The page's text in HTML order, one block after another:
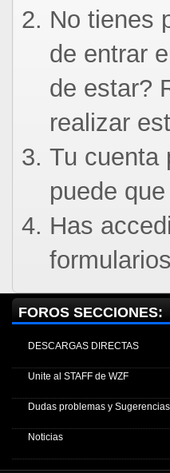
No tienes
de entrar
de estar?
realizar
Tu cuenta
puede
Has
FOROS SECCIONES:
DESCARGAS DIRECTAS
Unite al STAFF de WZF
Dudas problemas y Sugerencias
Noticias